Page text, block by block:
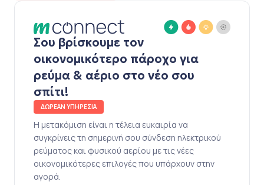
Σου βρίσκουμε τον
οικονομικότερο πάροχο για
ρεύμα & αέριο στο νέο σου
σπίτι!
ΔΩΡΕΑΝ ΥΠΗΡΕΣΙΑ
Η μετακόμιση είναι η τέλεια ευκαιρία να
συγκρίνεις τη σημερινή σου σύνδεση ηλεκτρικού
ρεύματος και φυσικού αερίου με τις νέες
οικονομικότερες επιλογές που υπάρχουν στην
αγορά.